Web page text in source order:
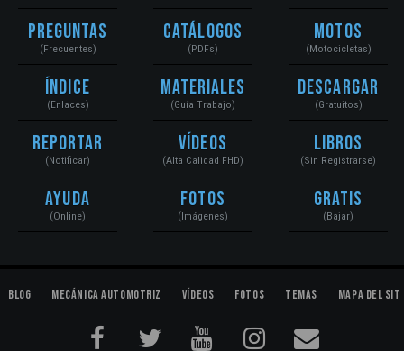
Preguntas
(Frecuentes)
Índice
(Enlaces)
Reportar
(Notificar)
Ayuda
(Online)
Catálogos
(PDFs)
Materiales
(Guía Trabajo)
Vídeos
(Alta Calidad FHD)
Fotos
(Imágenes)
Motos
(Motocicletas)
Descargar
(Gratuitos)
Libros
(Sin Registrarse)
Gratis
(Bajar)
Blog Mecánica Automotriz Vídeos Fotos Temas Mapa del